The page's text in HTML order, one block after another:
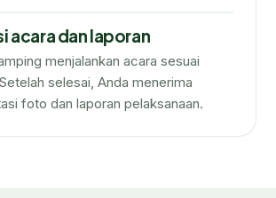
acara dan laporan
menjalankan acara sesuai
selesai, Anda menerima
foto dan laporan pelaksanaan.